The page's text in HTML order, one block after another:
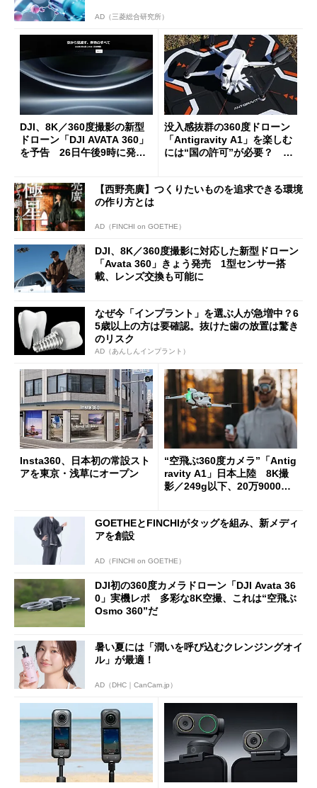
AD（三菱総合研究所）
DJI、8K／360度撮影の新型
ドローン「DJI AVATA 360」
を予告 26日午後9時に発表
没入感抜群の360度ドローン
「Antigravity A1」を楽しむ
には“国の許可”が必要？ 知
【西野亮廣】つくりたいものを追求できる環境
の作り方とは
AD（FINCHI on GOETHE）
DJI、8K／360度撮影に対応した新型ドローン
「Avata 360」きょう発売 1型センサー搭
載、レンズ交換も可能に
なぜ今「インプラント」を選ぶ人が急増中？6
5歳以上の方は要確認。抜けた歯の放置は驚き
のリスク
AD（あんしんインプラント）
Insta360、日本初の常設スト
アを東京・浅草にオープン
“空飛ぶ360度カメラ”「Antig
ravity A1」日本上陸 8K撮
影／249g以下、20万9000円
GOETHEとFINCHIがタッグを組み、新メディ
アを創設
AD（FINCHI on GOETHE）
DJI初の360度カメラドローン「DJI Avata 36
0」実機レポ 多彩な8K空撮、これは“空飛ぶ
Osmo 360”だ
暑い夏には「潤いを呼び込むクレンジングオイ
ル」が最適！
AD（DHC｜CanCam.jp）